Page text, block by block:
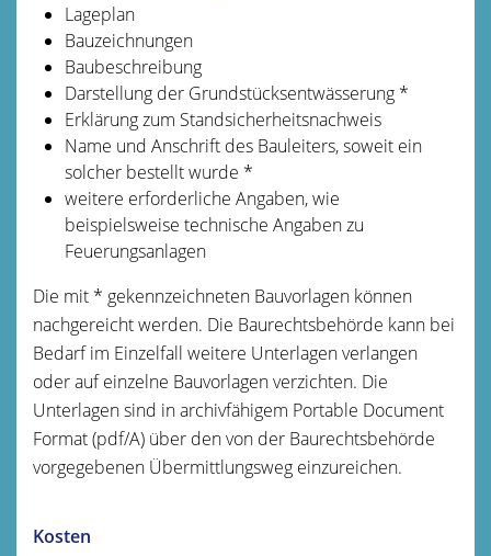
Lageplan
Bauzeichnungen
Baubeschreibung
Darstellung der Grundstücksentwässerung *
Erklärung zum Standsicherheitsnachweis
Name und Anschrift des Bauleiters, soweit ein
solcher bestellt wurde *
weitere erforderliche Angaben, wie
beispielsweise technische Angaben zu
Feuerungsanlagen
Die mit * gekennzeichneten Bauvorlagen können
nachgereicht werden. Die Baurechtsbehörde kann bei
Bedarf im Einzelfall weitere Unterlagen verlangen
oder auf einzelne Bauvorlagen verzichten. Die
Unterlagen sind in archivfähigem Portable Document
Format (pdf/A) über den von der Baurechtsbehörde
vorgegebenen Übermittlungsweg einzureichen.
Kosten